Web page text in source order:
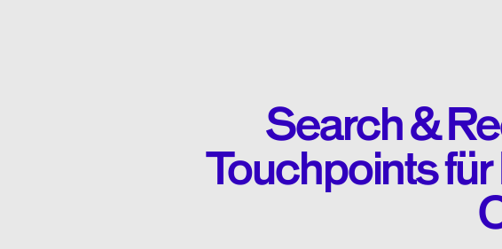
Search &
Touchpoints